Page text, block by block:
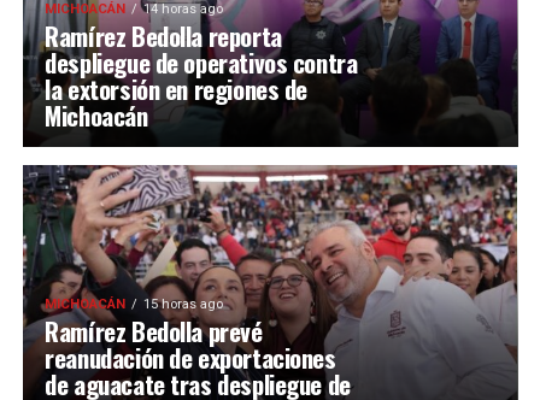
MICHOACÁN 14 horas ago
Ramírez Bedolla reporta
despliegue de operativos contra
la extorsión en regiones de
Michoacán
MICHOACÁN 15 horas ago
Ramírez Bedolla prevé
reanudación de exportaciones
de aguacate tras despliegue de